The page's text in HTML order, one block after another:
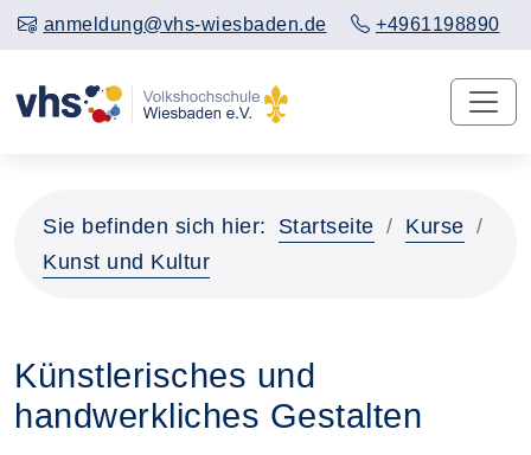
anmeldung@vhs-wiesbaden.de +4961198890
Sie befinden sich hier: Startseite
Kurse
Kunst und Kultur
Künstlerisches und
handwerkliches Gestalten